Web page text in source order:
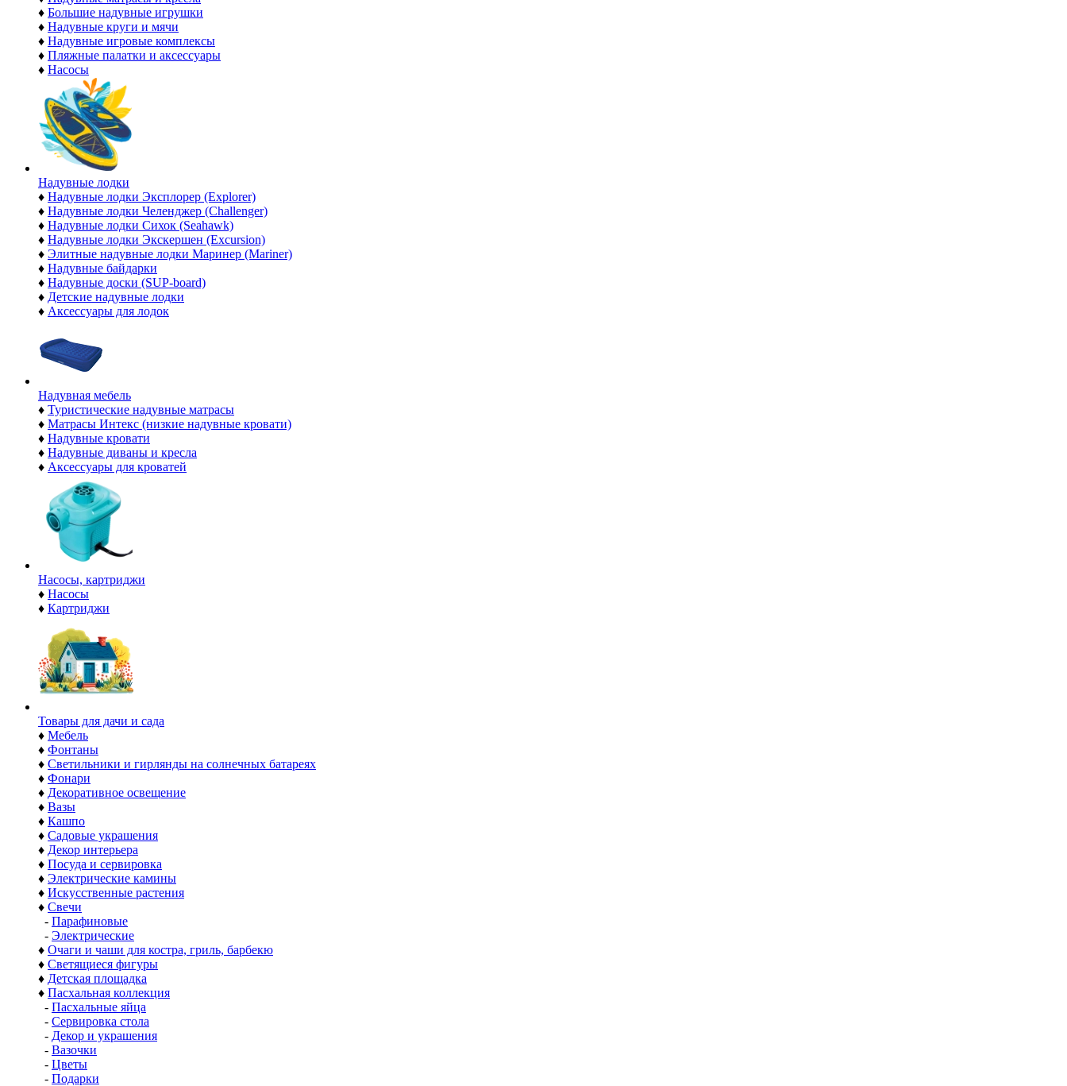
♦ Большие надувные игрушки
♦ Надувные круги и мячи
♦ Надувные игровые комплексы
♦ Пляжные палатки и аксессуары
♦ Насосы
Надувные лодки
♦ Надувные лодки Эксплорер (Explorer)
♦ Надувные лодки Челенджер (Challenger)
♦ Надувные лодки Сихок (Seahawk)
♦ Надувные лодки Экскершен (Excursion)
♦ Элитные надувные лодки Маринер (Mariner)
♦ Надувные байдарки
♦ Надувные доски (SUP-board)
♦ Детские надувные лодки
♦ Аксессуары для лодок
Надувная мебель
♦ Туристические надувные матрасы
♦ Матрасы Интекс (низкие надувные кровати)
♦ Надувные кровати
♦ Надувные диваны и кресла
♦ Аксессуары для кроватей
Насосы, картриджи
♦ Насосы
♦ Картриджи
Товары для дачи и сада
♦ Мебель
♦ Фонтаны
♦ Светильники и гирлянды на солнечных батареях
♦ Фонари
♦ Декоративное освещение
♦ Вазы
♦ Кашпо
♦ Садовые украшения
♦ Декор интерьера
♦ Посуда и сервировка
♦ Электрические камины
♦ Искусственные растения
♦ Свечи
- Парафиновые
- Электрические
♦ Очаги и чаши для костра, гриль, барбекю
♦ Светящиеся фигуры
♦ Детская площадка
♦ Пасхальная коллекция
- Пасхальные яйца
- Сервировка стола
- Декор и украшения
- Вазочки
- Цветы
- Подарки